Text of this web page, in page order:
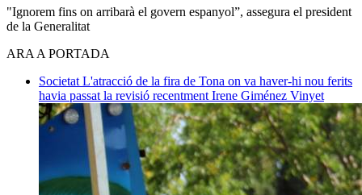
"Ignorem fins on arribarà el govern espanyol”, assegura el president
de la Generalitat
ARA A PORTADA
Societat L'atracció de la fira de Tona on va haver-hi nou ferits
havia passat la revisió recentment Irene Giménez Vinyet